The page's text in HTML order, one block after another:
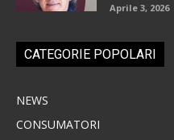
Aprile 3, 2026
CATEGORIE POPOLARI
NEWS
CONSUMATORI